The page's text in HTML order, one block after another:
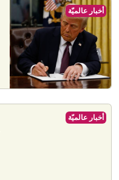
أخبار عالميّة
أخبار عالميّة